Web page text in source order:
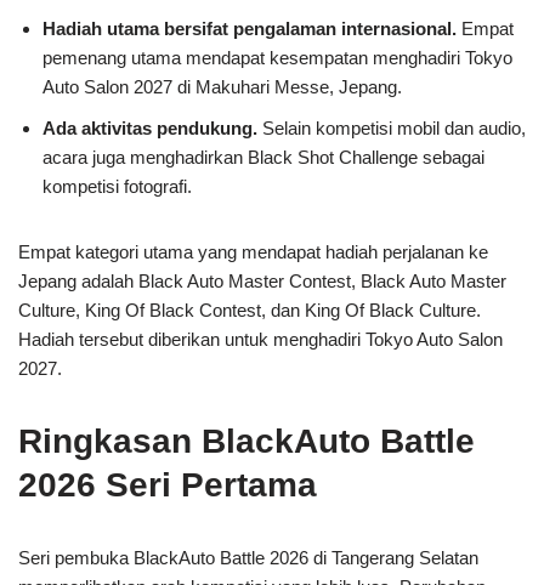
Hadiah utama bersifat pengalaman internasional. Empat
pemenang utama mendapat kesempatan menghadiri Tokyo
Auto Salon 2027 di Makuhari Messe, Jepang.
Ada aktivitas pendukung. Selain kompetisi mobil dan audio,
acara juga menghadirkan Black Shot Challenge sebagai
kompetisi fotografi.
Empat kategori utama yang mendapat hadiah perjalanan ke
Jepang adalah Black Auto Master Contest, Black Auto Master
Culture, King Of Black Contest, dan King Of Black Culture.
Hadiah tersebut diberikan untuk menghadiri Tokyo Auto Salon
2027.
Ringkasan BlackAuto Battle
2026 Seri Pertama
Seri pembuka BlackAuto Battle 2026 di Tangerang Selatan